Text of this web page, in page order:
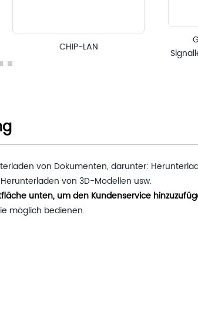
CHIP-LAN
von Dokumenten, darunter:
von 3D-Modellen usw.
unten, um den Kundenservice
möglich bedienen.